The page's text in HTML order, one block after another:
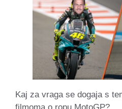
Kaj za vraga se dogaja s